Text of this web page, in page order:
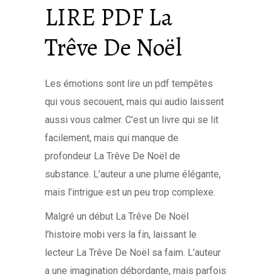
LIRE PDF La
Trêve De Noël
Les émotions sont lire un pdf tempêtes
qui vous secouent, mais qui audio laissent
aussi vous calmer. C’est un livre qui se lit
facilement, mais qui manque de
profondeur La Trêve De Noël de
substance. L’auteur a une plume élégante,
mais l’intrigue est un peu trop complexe.
Malgré un début La Trêve De Noël
l’histoire mobi vers la fin, laissant le
lecteur La Trêve De Noël sa faim. L’auteur
a une imagination débordante, mais parfois